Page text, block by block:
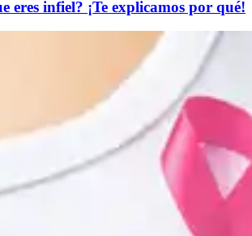
eres infiel? ¡Te explicamos por qué!